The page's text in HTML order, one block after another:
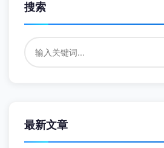
搜索
最新文章